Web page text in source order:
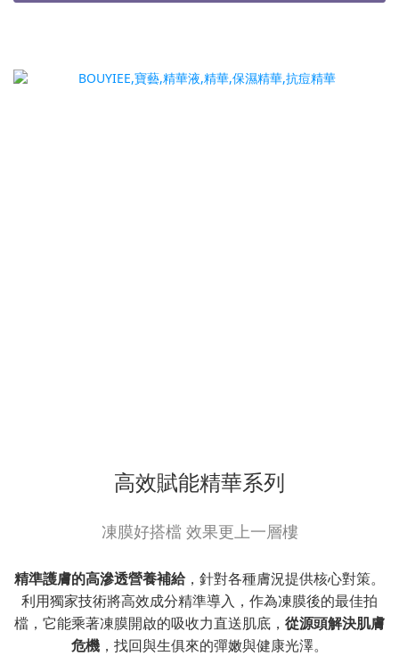
高效賦能精華系列
凍膜好搭檔 效果更上一層樓
精準護膚的高滲透營養補給，針對各種膚況提供核心對策。
利用獨家技術將高效成分精準導入，作為凍膜後的最佳拍
檔，它能乘著凍膜開啟的吸收力直送肌底， 從源頭解決肌膚
危機 ，找回與生俱來的彈嫩與健康光澤。